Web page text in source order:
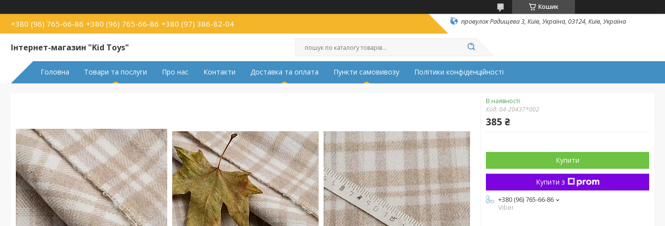
Кошик
+380 (96) 765-66-86 +380 (96) 765-66-86 +380 (97) 386-82-04 провулок Радищева 3, Київ, Україна, 03124, Київ, Україна
Інтернет-магазин "Kid Toys"
Головна Товари та послуги Про нас Контакти Доставка та оплата Пункти самовивозу Політики конфіденційності
В наявності
Код: 04-20437*002
385 ₴
Купити
Купити з
+380 (96) 765-66-86
Viber